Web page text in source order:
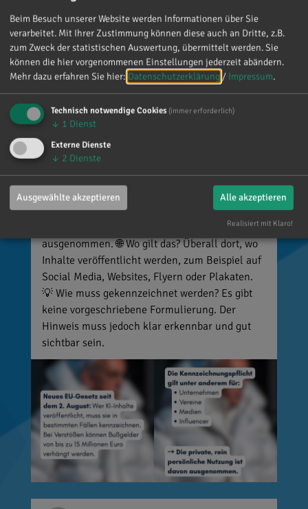
sofort gelten neue Vorschriften für die
Kennzeichnung bestimmter KI-Inhalte. ⚠️
Wichtig zu wissen: Wer
kennzeichnungspflichtige KI-Inhalte
veröffentlicht und diese nicht entsprechend
kennzeichnet, riskiert Bußgelder von bis zu 15
Millionen Euro. 📌 Was muss gekennzeichnet
werden? Unter anderem KI-generierte oder KI-
manipulierte Inhalte, die echte Personen, Orte
oder Ereignisse täuschend echt darstellen (z. B.
Deepfakes). 👥 Wer ist betroffen? Unternehmen,
Vereine, Medien, Influencer und viele weitere,
die entsprechende Inhalte veröffentlichen. Die
ausgenommen. 🌐 Wo gilt das? Überall dort, wo
Inhalte veröffentlicht werden, zum Beispiel auf
Social Media, Websites, Flyern oder Plakaten.
💡 Wie muss gekennzeichnet werden? Es gibt
keine vorgeschriebene Formulierung. Der
Hinweis muss jedoch klar erkennbar und gut
sichtbar sein.
Beim Besuch unserer Website werden Informationen über Sie
verarbeitet. Mit Ihrer Zustimmung können diese auch an Dritte, z.B.
zum Zweck der statistischen Auswertung, übermittelt werden. Sie
können die hier vorgenommenen Einstellungen jederzeit abändern.
Mehr dazu erfahren Sie hier: Datenschutzerklärung / Impressum.
Technisch notwendige Cookies (immer erforderlich)
↓ 1 Dienst
Externe Dienste
↓ 2 Dienste
Ausgewählte akzeptieren Alle akzeptieren
Realisiert mit Klaro!